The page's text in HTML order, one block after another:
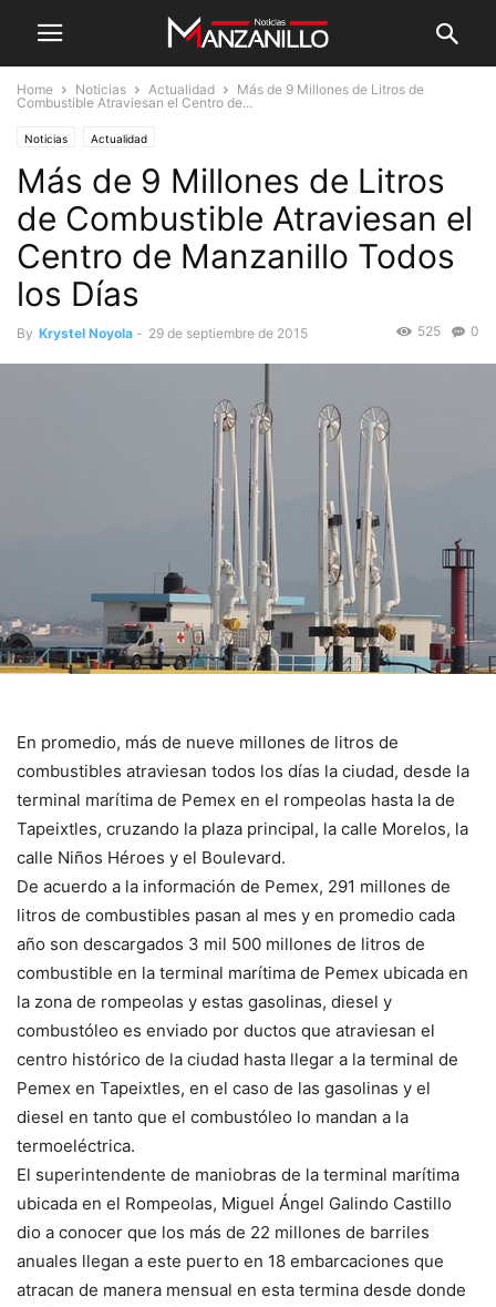
Home Noticias Actualidad
Más de 9 Millones de Litros de
Combustible Atraviesan el Centro de...
Noticias Actualidad
Más de 9 Millones de Litros
de Combustible Atraviesan el
Centro de Manzanillo Todos
los Días
By Krystel Noyola - 29 de septiembre de 2015 0
525
En promedio, más de nueve millones de litros de
combustibles atraviesan todos los días la ciudad, desde la
terminal marítima de Pemex en el rompeolas hasta la de
Tapeixtles, cruzando la plaza principal, la calle Morelos, la
calle Niños Héroes y el Boulevard.
De acuerdo a la información de Pemex, 291 millones de
litros de combustibles pasan al mes y en promedio cada
año son descargados 3 mil 500 millones de litros de
combustible en la terminal marítima de Pemex ubicada en
la zona de rompeolas y estas gasolinas, diesel y
combustóleo es enviado por ductos que atraviesan el
centro histórico de la ciudad hasta llegar a la terminal de
Pemex en Tapeixtles, en el caso de las gasolinas y el
diesel en tanto que el combustóleo lo mandan a la
termoeléctrica.
El superintendente de maniobras de la terminal marítima
ubicada en el Rompeolas, Miguel Ángel Galindo Castillo
dio a conocer que los más de 22 millones de barriles
anuales llegan a este puerto en 18 embarcaciones que
atracan de manera mensual en esta termina desde donde